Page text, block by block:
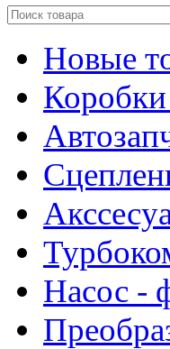
Новые
Коробки
Насос -